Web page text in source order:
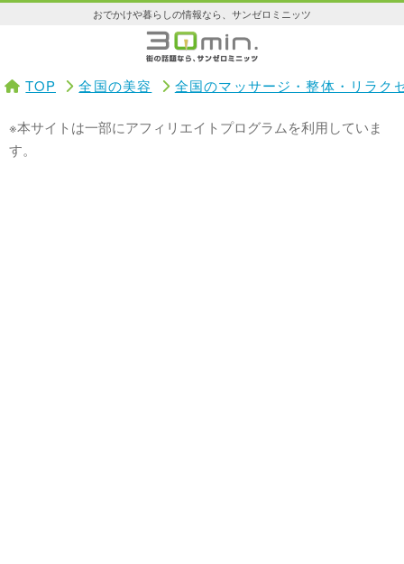
おでかけや暮らしの情報なら、サンゼロミニッツ
TOP 全国の美容 全国のマッサージ・整体・リラク
※本サイトは一部にアフィリエイトプログラムを利用していま
す。